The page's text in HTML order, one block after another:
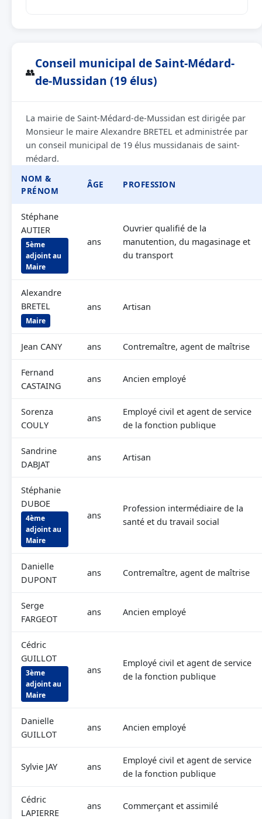
👥
Conseil municipal de Saint-Médard-
de-Mussidan (19 élus)
La mairie de Saint-Médard-de-Mussidan est dirigée par
Monsieur le maire Alexandre BRETEL et administrée par
un conseil municipal de 19 élus mussidanais de saint-
médard.
NOM &
PRÉNOM
ÂGE PROFESSION
Stéphane
AUTIER
5ème
adjoint au
Maire
ans
Ouvrier qualifié de la
manutention, du magasinage et
du transport
Alexandre
BRETEL
Maire
ans Artisan
Jean CANY ans Contremaître, agent de maîtrise
Fernand
CASTAING
ans Ancien employé
Sorenza
COULY
ans
Employé civil et agent de service
de la fonction publique
Sandrine
DABJAT
ans Artisan
Stéphanie
DUBOE
4ème
adjoint au
Maire
ans
Profession intermédiaire de la
santé et du travail social
Danielle
DUPONT
ans Contremaître, agent de maîtrise
Serge
FARGEOT
ans Ancien employé
Cédric
GUILLOT
3ème
adjoint au
Maire
ans
Employé civil et agent de service
de la fonction publique
Danielle
GUILLOT
ans Ancien employé
Sylvie JAY ans
Employé civil et agent de service
de la fonction publique
Cédric
LAPIERRE
ans Commerçant et assimilé